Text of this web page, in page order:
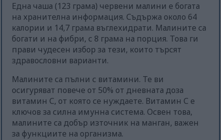
Една чаша (123 грама) червени малини е богата
на хранителна информация. Съдържа около 64
калории и 14,7 грама въглехидрати. Малините са
богати и на фибри, с 8 грама на порция. Това ги
прави чудесен избор за тези, които търсят
здравословни варианти.
Малините са пълни с витамини. Те ви
осигуряват повече от 50% от дневната доза
витамин С, от която се нуждаете. Витамин С е
ключов за силна имунна система. Освен това,
малините са добър източник на манган, важен
за функциите на организма.